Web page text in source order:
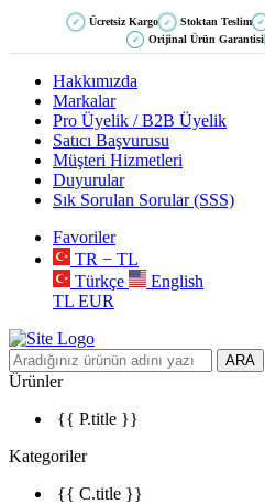
✓ Ücretsiz Kargo ✓ Stoktan Teslim ✓
✓ Orijinal Ürün Garantisi
Hakkımızda
Markalar
Pro Üyelik / B2B Üyelik
Satıcı Başvurusu
Müşteri Hizmetleri
Duyurular
Sık Sorulan Sorular (SSS)
Favoriler
TR − TL
Türkçe
English
TL EUR
ARA
Ürünler
{{ P.title }}
Kategoriler
{{ C.title }}